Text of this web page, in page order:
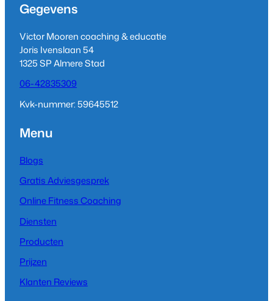
t
g
r
a
k
d
I
n
b
e
Gegevens
Victor Mooren coaching & educatie
Joris Ivenslaan 54
1325 SP Almere Stad
06-42835309
Kvk-nummer: 59645512
Menu
Blogs
Gratis Adviesgesprek
Online Fitness Coaching
Diensten
Producten
Prijzen
Klanten Reviews